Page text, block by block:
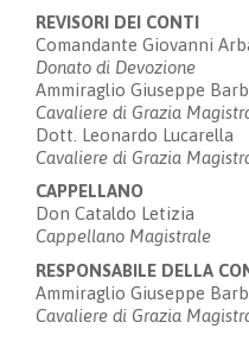
REVISORI DEI CONTI
Comandante Giovanni
Donato di Devozione
Ammiraglio Giuseppe
Cavaliere di Grazia
Dott. Leonardo Lucarella
Cavaliere di Grazia
CAPPELLANO
Don Cataldo Letizia
Cappellano Magistrale
RESPONSABILE DELLA
Ammiraglio Giuseppe
Cavaliere di Grazia